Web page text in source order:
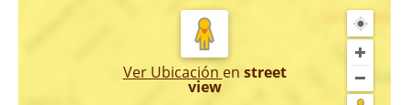
Ver Ubicación en street
view